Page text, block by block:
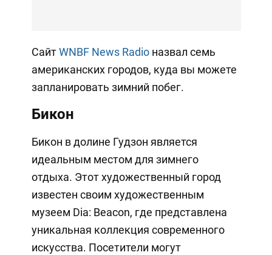
СайтWNBF News Radioназвал семь
американских городов, куда вы можете
запланировать зимний побег.
Бикон
Бикон в долине Гудзон является
идеальным местом для зимнего
отдыха. Этот художественный город
известен своим художественным
музеем Dia: Beacon, где представлена
уникальная коллекция современного
искусства. Посетители могут